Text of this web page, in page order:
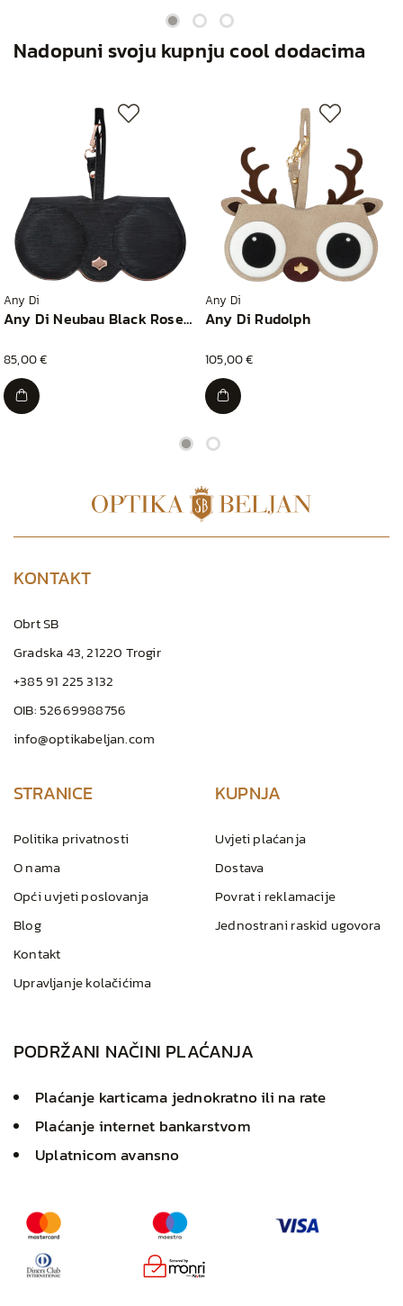
Nadopuni svoju kupnju cool dodacima
Any Di
Any Di Neubau Black Rosegold
85,00 €
Any Di
Any Di Rudolph
105,00 €
KONTAKT
Obrt SB
Gradska 43, 21220 Trogir
+385 91 225 3132
OIB: 52669988756
info@optikabeljan.com
STRANICE
Politika privatnosti
O nama
Opći uvjeti poslovanja
Blog
Kontakt
Upravljanje kolačićima
KUPNJA
Uvjeti plaćanja
Dostava
Povrat i reklamacije
Jednostrani raskid ugovora
PODRŽANI NAČINI PLAĆANJA
Plaćanje karticama jednokratno ili na rate
Plaćanje internet bankarstvom
Uplatnicom avansno